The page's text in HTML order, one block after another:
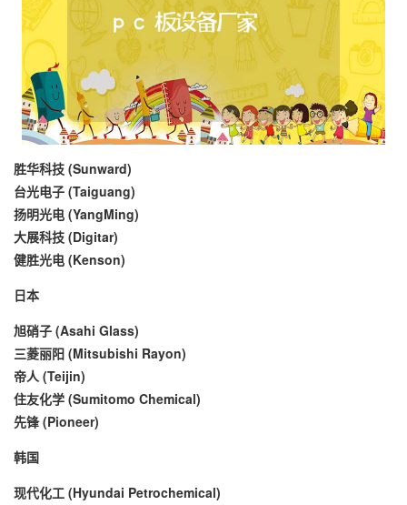
胜华科技 (Sunward)
台光电子 (Taiguang)
扬明光电 (YangMing)
大展科技 (Digitar)
健胜光电 (Kenson)
日本
旭硝子 (Asahi Glass)
三菱丽阳 (Mitsubishi Rayon)
帝人 (Teijin)
住友化学 (Sumitomo Chemical)
先锋 (Pioneer)
韩国
现代化工 (Hyundai Petrochemical)